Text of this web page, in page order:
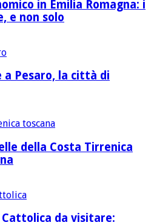
in Emilia Romagna: i
e non solo
a Pesaro, la città di
della Costa Tirrenica
Cattolica da visitare: